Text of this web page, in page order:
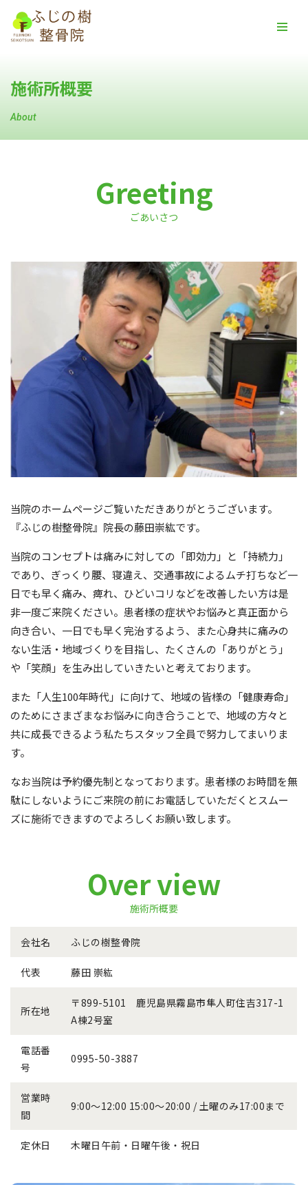
コ
ン
へ
ス
施術所概要
About
Greeting
ごあいさつ
当院のホームページご覧いただきありがとうございます。
『ふじの樹整骨院』院長の藤田崇紘です。
当院のコンセプトは痛みに対しての「即効力」と「持続力」
であり、ぎっくり腰、寝違え、交通事故によるムチ打ちなど一
日でも早く痛み、痺れ、ひどいコリなどを改善したい方は是
非一度ご来院ください。患者様の症状やお悩みと真正面から
向き合い、一日でも早く完治するよう、また心身共に痛みの
ない生活・地域づくりを目指し、たくさんの「ありがとう」
や「笑顔」を生み出していきたいと考えております。
また「人生100年時代」に向けて、地域の皆様の「健康寿命」
のためにさまざまなお悩みに向き合うことで、地域の方々と
共に成長できるよう私たちスタッフ全員で努力してまいりま
す。
なお当院は予約優先制となっております。患者様のお時間を無
駄にしないようにご来院の前にお電話していただくとスムー
ズに施術できますのでよろしくお願い致します。
Over view
施術所概要
会社名 ふじの樹整骨院
代表 藤田 崇紘
所在地
〒899-5101 鹿児島県霧島市隼人町住吉317-1
A棟2号室
電話番
号
0995-50-3887
営業時
間
9:00〜12:00 15:00〜20:00 / 土曜のみ17:00まで
定休日 木曜日午前・日曜午後・祝日